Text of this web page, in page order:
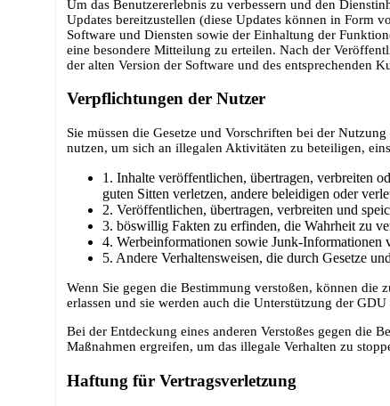
Um das Benutzererlebnis zu verbessern und den
Updates bereitzustellen (diese Updates können in Form
Software und Diensten sowie der Einhaltung der
eine besondere Mitteilung zu erteilen. Nach der
der alten Version der Software und des entsprechenden
Verpflichtungen der Nutzer
Sie müssen die Gesetze und Vorschriften bei der
nutzen, um sich an illegalen Aktivitäten zu beteiligen,
1. Inhalte veröffentlichen, übertragen, verbreiten
guten Sitten verletzen, andere beleidigen oder
2. Veröffentlichen, übertragen, verbreiten und
3. böswillig Fakten zu erfinden, die Wahrheit zu
4. Werbeinformationen sowie Junk-Informationen
5. Andere Verhaltensweisen, die durch Gesetze
Wenn Sie gegen die Bestimmung verstoßen, können die
erlassen und sie werden auch die Unterstützung der
Bei der Entdeckung eines anderen Verstoßes gegen die
Maßnahmen ergreifen, um das illegale Verhalten zu
Haftung für Vertragsverletzung